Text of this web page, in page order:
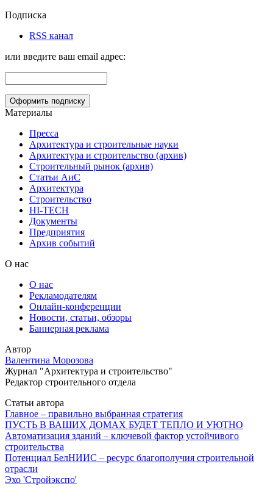
Подписка
RSS канал
или введите ваш email адрес:
Материалы
Пресса
Архитектура и строительные науки
Архитектура и строительство (архив)
Строительный рынок (архив)
Статьи АиС
Архитектура
Строительство
HI-TECH
Документы
Предприятия
Архив событий
О нас
О нас
Рекламодателям
Онлайн-конференции
Новости, статьи, обзоры
Баннерная реклама
Автор
Валентина Морозова
Журнал "Архитектура и строительство"
Редактор строительного отдела
Статьи автора
Главное – правильно выбранная стратегия
ПУСТЬ В ВАШИХ ДОМАХ БУДЕТ ТЕПЛО И УЮТНО
Автоматизация зданий – ключевой фактор устойчивого
строительства
Потенциал БелНИИС – ресурс благополучия строительной
отрасли
Эхо 'Cтройэкспо'